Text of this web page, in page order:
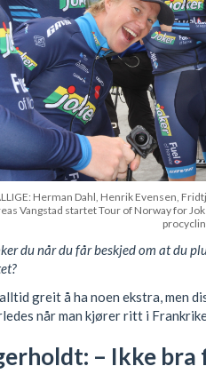
Herman Dahl, Henrik Evensen,
Vangstad startet Tour of Norway for
du når du får beskjed om at du
greit å ha noen ekstra, men
når man kjører ritt i
– Ikke bra